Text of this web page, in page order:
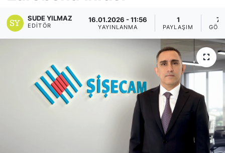
SUDE YILMAZ
EDITÖR
16.01.2026 - 11:56
YAYINLANMA
1
PAYLAŞIM
Yurt Dışı Fuarlar
Spor
KÜLTÜR SANAT
SAVUNMA SANAYİ
FUAR HABERLERİ